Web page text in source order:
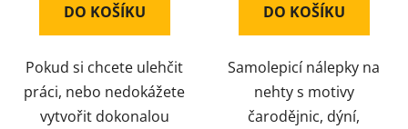
DO KOŠÍKU
Pokud si chcete ulehčit
práci, nebo nedokážete
vytvořit dokonalou
DO KOŠÍKU
Samolepicí nálepky na
nehty s motivy
čarodějnic, dýní,